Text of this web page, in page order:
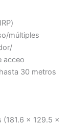
múltiples
acceo
30 metros
(181.6 × 129.5 ×